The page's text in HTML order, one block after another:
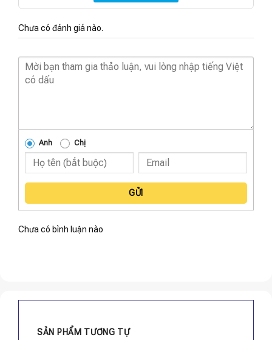
Chưa có đánh giá nào.
Anh Chị
GỬI
Chưa có bình luận nào
SẢN PHẨM TƯƠNG TỰ